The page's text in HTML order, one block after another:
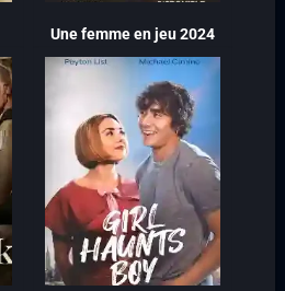
Une femme en jeu 2024